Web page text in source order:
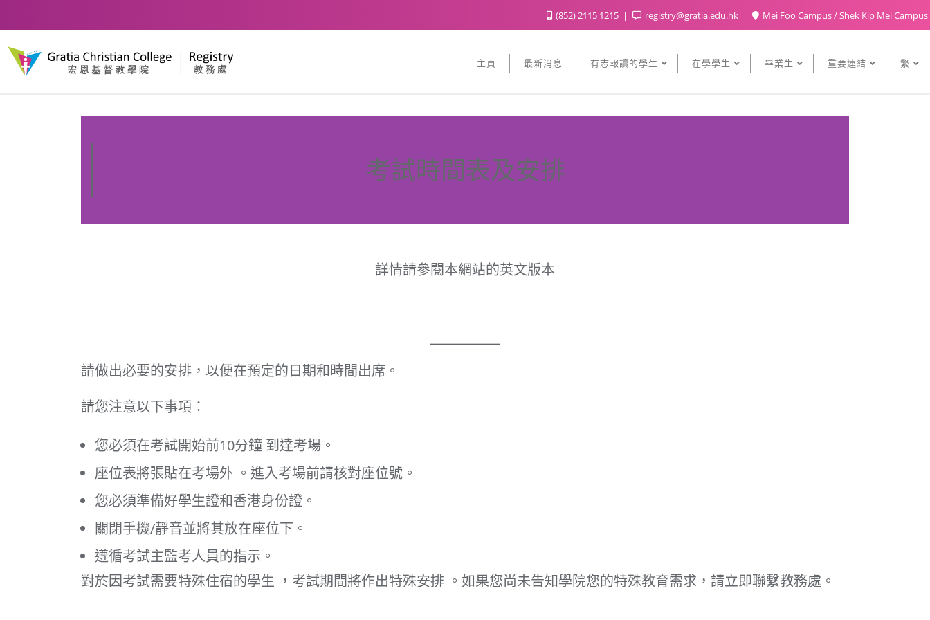
(852) 2115 1215 registry@gratia.edu.hk Mei Foo Campus / Shek Kip Mei Campus
主頁 最新消息 有志報讀的學生 在學學生 畢業生 重要連結 繁
考試時間表及安排
詳情請參閱本網站的英文版本
請做出必要的安排，以便在預定的日期和時間出席。
請您注意以下事項：
您必須在考試開始前10分鐘 到達考場。
座位表將張貼在考場外 。進入考場前請核對座位號。
您必須準備好學生證和香港身份證。
關閉手機/靜音並將其放在座位下。
遵循考試主監考人員的指示。
對於因考試需要特殊住宿的學生 ，考試期間將作出特殊安排 。如果您尚未告知學院您的特殊教育需求，請立即聯繫教務處。